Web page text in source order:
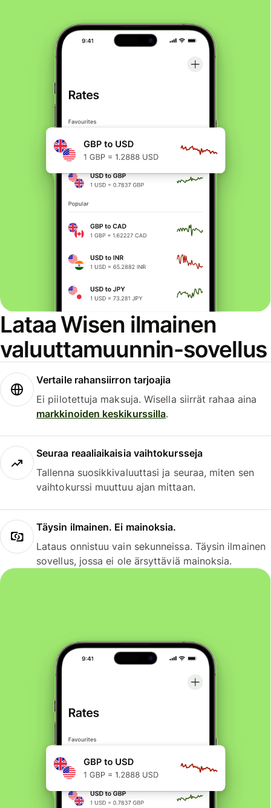
Lataa Wisen ilmainen
valuuttamuunnin-sovellus
Vertaile rahansiirron tarjoajia
Ei piilotettuja maksuja. Wisella siirrät rahaa aina
markkinoiden keskikurssilla.
Seuraa reaaliaikaisia vaihtokursseja
Tallenna suosikkivaluuttasi ja seuraa, miten sen
vaihtokurssi muuttuu ajan mittaan.
Täysin ilmainen. Ei mainoksia.
Lataus onnistuu vain sekunneissa. Täysin ilmainen
sovellus, jossa ei ole ärsyttäviä mainoksia.